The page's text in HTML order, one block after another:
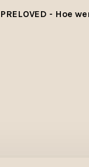
PRELOVED - Hoe